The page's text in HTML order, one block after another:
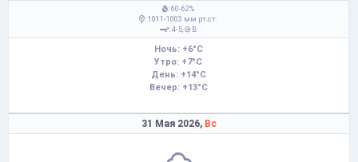
: 60-62%
: 1011-1003 мм рт.ст.
: 4-5,
В
Ночь: +6°C
Утро: +7°C
День: +14°C
Вечер: +13°C
31 Мая 2026, Вс